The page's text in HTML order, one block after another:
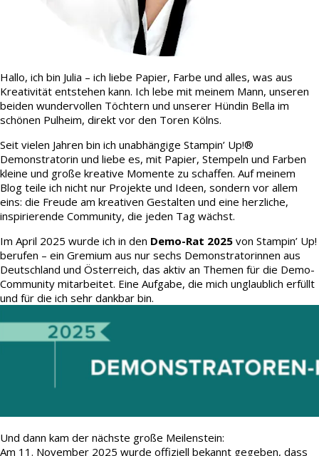
Hallo, ich bin Julia – ich liebe Papier, Farbe und alles, was aus
Kreativität entstehen kann. Ich lebe mit meinem Mann, unseren
beiden wundervollen Töchtern und unserer Hündin Bella im
schönen Pulheim, direkt vor den Toren Kölns.
Seit vielen Jahren bin ich unabhängige Stampin’ Up!®
Demonstratorin und liebe es, mit Papier, Stempeln und Farben
kleine und große kreative Momente zu schaffen. Auf meinem
Blog teile ich nicht nur Projekte und Ideen, sondern vor allem
eins: die Freude am kreativen Gestalten und eine herzliche,
inspirierende Community, die jeden Tag wächst.
Im April 2025 wurde ich in den Demo-Rat 2025 von Stampin’ Up!
berufen – ein Gremium aus nur sechs Demonstratorinnen aus
Deutschland und Österreich, das aktiv an Themen für die Demo-
Community mitarbeitet. Eine Aufgabe, die mich unglaublich erfüllt
und für die ich sehr dankbar bin.
Und dann kam der nächste große Meilenstein:
Am 11. November 2025 wurde offiziell bekannt gegeben, dass